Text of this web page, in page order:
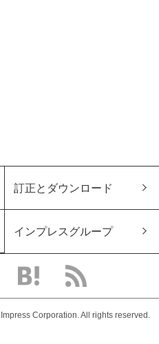
訂正とダウンロード
インプレスグループ
Corporation. All rights reserved.